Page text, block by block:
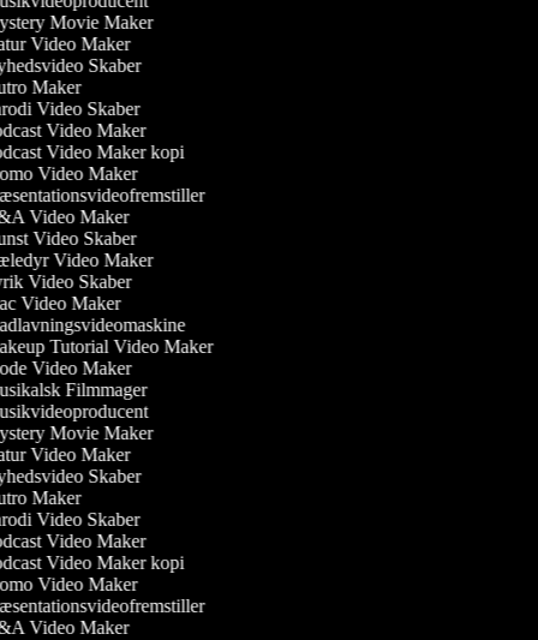
Movie Maker
Video Maker
Skaber
Maker
Video Skaber
Video Maker
Video Maker kopi
Video Maker
Video Maker
Video Skaber
Video Maker
Video Skaber
Video Maker
Tutorial Video Maker
Video Maker
Filmmager
Movie Maker
Video Maker
Skaber
Maker
Video Skaber
Video Maker
Video Maker kopi
Video Maker
Video Maker